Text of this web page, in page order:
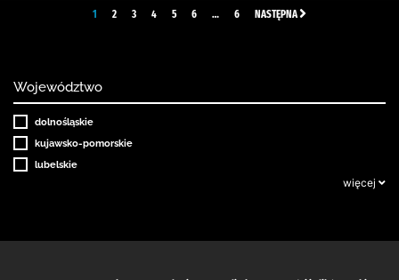
1 2 3 4 5 6 … 6 NASTĘPNA
Województwo
dolnośląskie
kujawsko-pomorskie
lubelskie
więcej